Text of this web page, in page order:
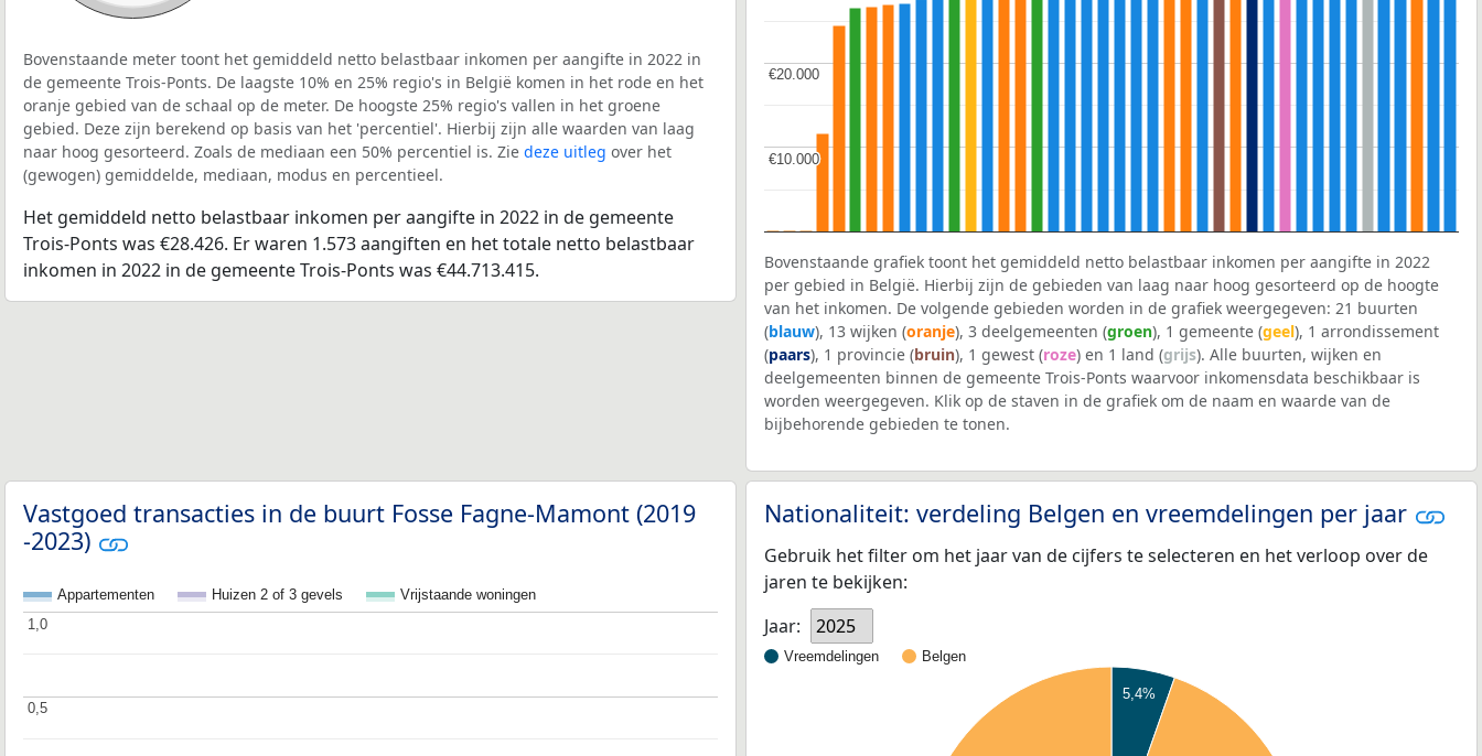
Bovenstaande meter toont het gemiddeld netto belastbaar inkomen per aangifte in 2022 in
de gemeente Trois-Ponts. De laagste 10% en 25% regio's in België komen in het rode en het
oranje gebied van de schaal op de meter. De hoogste 25% regio's vallen in het groene
gebied. Deze zijn berekend op basis van het 'percentiel'. Hierbij zijn alle waarden van laag
naar hoog gesorteerd. Zoals de mediaan een 50% percentiel is. Zie deze uitleg over het
(gewogen) gemiddelde, mediaan, modus en percentieel.
Het gemiddeld netto belastbaar inkomen per aangifte in 2022 in de gemeente
Trois-Ponts was €28.426. Er waren 1.573 aangiften en het totale netto belastbaar
inkomen in 2022 in de gemeente Trois-Ponts was €44.713.415.
€10.000
€10.000
€20.000
€20.000
Bovenstaande grafiek toont het gemiddeld netto belastbaar inkomen per aangifte in 2022
per gebied in België. Hierbij zijn de gebieden van laag naar hoog gesorteerd op de hoogte
van het inkomen. De volgende gebieden worden in de grafiek weergegeven: 21 buurten
(blauw), 13 wijken (oranje), 3 deelgemeenten (groen), 1 gemeente (geel), 1 arrondissement
(paars), 1 provincie (bruin), 1 gewest (roze) en 1 land (grijs). Alle buurten, wijken en
deelgemeenten binnen de gemeente Trois-Ponts waarvoor inkomensdata beschikbaar is
worden weergegeven. Klik op de staven in de grafiek om de naam en waarde van de
bijbehorende gebieden te tonen.
Vastgoed transacties in de buurt Fosse Fagne-Mamont (2019
-2023)
Appartementen Huizen 2 of 3 gevels Vrijstaande woningen
0,5
0,5
1,0
1,0
Nationaliteit: verdeling Belgen en vreemdelingen per jaar
Gebruik het filter om het jaar van de cijfers te selecteren en het verloop over de
jaren te bekijken:
Jaar:
2025
Vreemdelingen Belgen
5,4%